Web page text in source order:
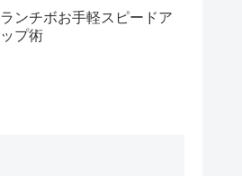
ランチボお手軽スピードア
ップ術